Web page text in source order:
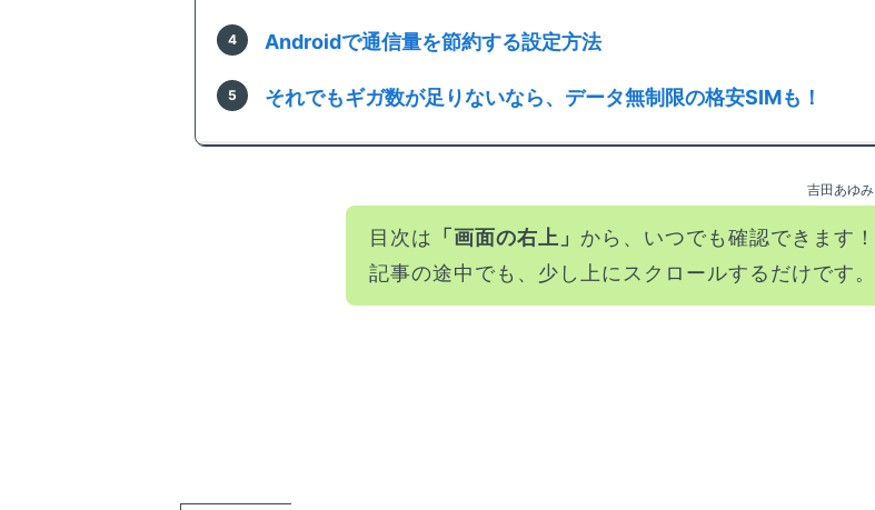
Androidで通信量を節約する設定方法
それでもギガ数が足りないなら、データ無制限の格安SIMも！
吉田あゆみ
目次は 「画面の右上」 から、いつでも確認できます！
記事の途中でも、少し上にスクロールするだけです。